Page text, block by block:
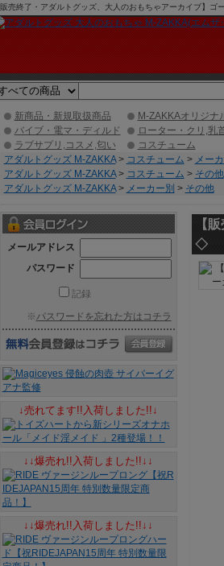
販売終了・アダルトグッズ、大人のおもちゃアーカイブ】
新商品・新規取扱商品
M-ZAKKAオリジナ
バイブ・電マ・ディルド
ローター・クリ,乳
ラブサプリ,コスメ,匂い
コスチューム
アダルトグッズ M-ZAKKA> コスチューム > メー
アダルトグッズ M-ZAKKA> コスチューム > その他
アダルトグッズ M-ZAKKA> メーカー別 > その他
【
◇
メールアドレス
パスワード
記録
※パスワードを忘れた方はコチラ
↓売れてます!!入荷しました!!↓
↓↓爆売れ!!入荷しました!!↓↓
↓↓爆売れ!!入荷しました!!↓↓